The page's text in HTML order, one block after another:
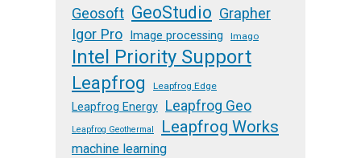
Geosoft GeoStudio Grapher
Igor Pro
Image processing Imago
Intel Priority Support
Leapfrog Leapfrog Edge
Leapfrog Energy Leapfrog Geo
Leapfrog Geothermal Leapfrog Works
machine learning